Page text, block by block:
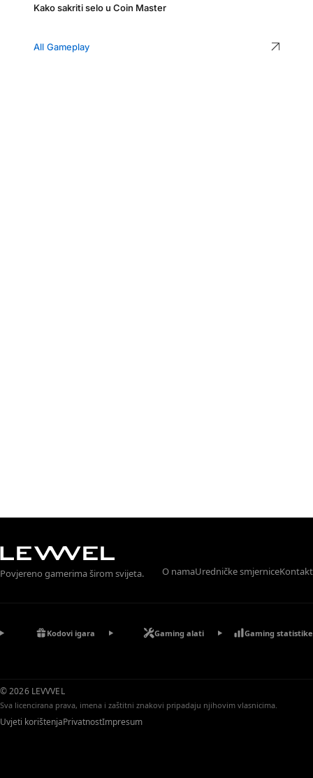
Kako sakriti selo u Coin Master
All Gameplay
Povjereno gamerima širom svijeta. O namaUredničke smjerniceKontakt
Kodovi igara Gaming alati Gaming statistike
© 2026 LEVVVEL
Sva licencirana prava, imena i zaštitni znakovi pripadaju njihovim vlasnicima.
Uvjeti korištenjaPrivatnostImpresum